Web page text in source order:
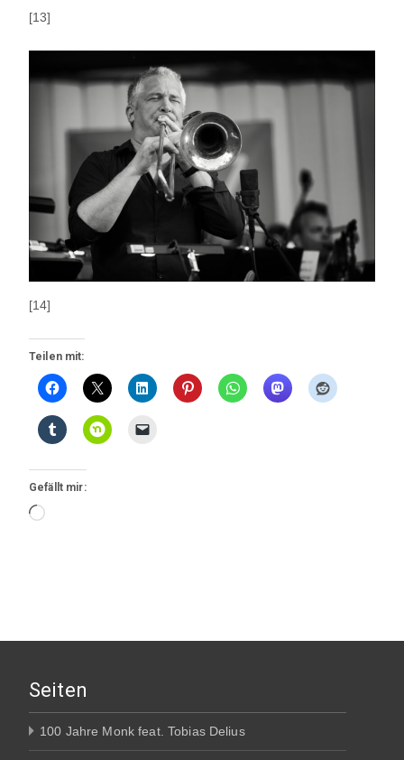
[13]
[14]
Teilen mit:
Gefällt mir:
Wird
Seiten
100 Jahre Monk feat. Tobias Delius